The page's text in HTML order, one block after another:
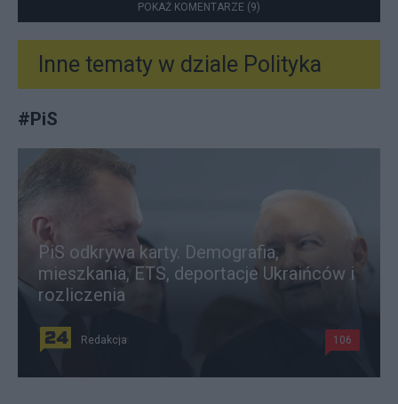
POKAŻ KOMENTARZE (9)
Inne tematy w dziale Polityka
#PiS
PiS odkrywa karty. Demografia,
mieszkania, ETS, deportacje Ukraińców i
rozliczenia
Redakcja 106